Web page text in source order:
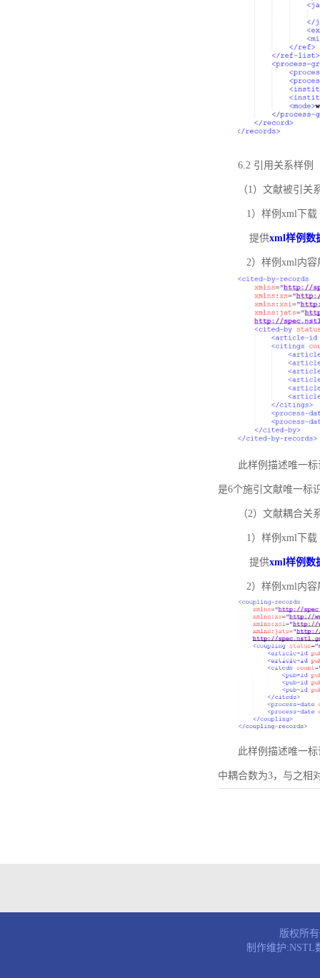
6.2 引用关系样例
（1）文献被引关
1）样例xml下载
提供xml样例数
2）样例xml内容
此样例描述唯一标
是6个施引文献唯一标
（2）文献耦合关
1）样例xml下载
提供xml样例数
2）样例xml内容
此样例描述唯一标
中耦合数为3，与之相
版权所
制作维护:NSTL